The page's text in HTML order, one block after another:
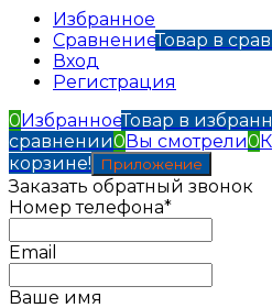
Избранное
СравнениеТовар в
Вход
Регистрация
0ИзбранноеТовар в
сравнении0Вы смотрели0
корзине!
Приложение
Заказать обратный звонок
Номер телефона*
Email
Ваше имя